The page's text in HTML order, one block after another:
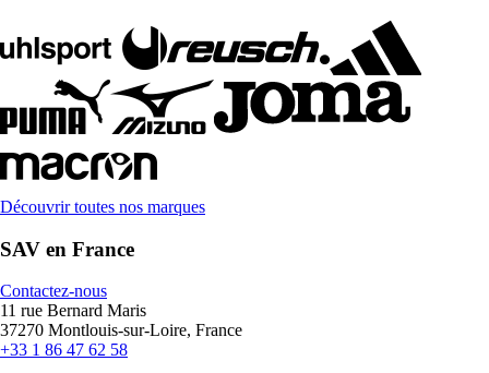
Découvrir toutes nos marques
SAV en France
Contactez-nous
11 rue Bernard Maris
37270 Montlouis-sur-Loire, France
+33 1 86 47 62 58